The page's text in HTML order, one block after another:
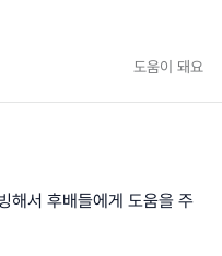
도움이 돼요
해서 후배들에게 도움을 주